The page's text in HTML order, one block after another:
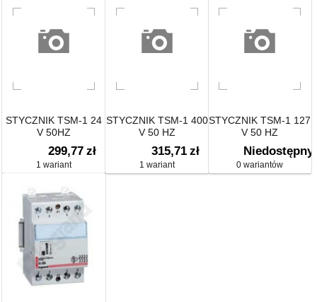
STYCZNIK TSM-1 24
V 50HZ
299,77 zł
1 wariant
STYCZNIK TSM-1 400
V 50 HZ
315,71 zł
1 wariant
STYCZNIK TSM-1 127
V 50 HZ
Niedostępny
0 wariantów